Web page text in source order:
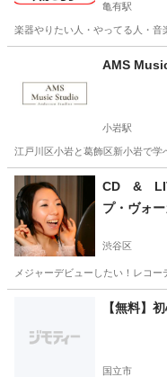
亀有駅
楽器やりたい人・やってる人・
AMS
小岩駅
江戸川区小岩と葛飾区新小岩で
東京 江戸川区 CD &
プ・ヴォー
渋谷区
メジャーデビューしたい！レコ
ボーカル
【無料】
国立市